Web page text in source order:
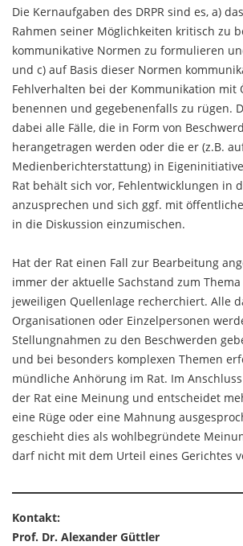
Die Kernaufgaben des DRPR sind es, a)
Rahmen seiner Möglichkeiten kritisch zu
kommunikative Normen zu formulieren
und c) auf Basis dieser Normen
Fehlverhalten bei der Kommunikation mit
benennen und gegebenenfalls zu rügen.
dabei alle Fälle, die in Form von
herangetragen werden oder die er (z.B.
Medienberichterstattung) in
Rat behält sich vor, Fehlentwicklungen in
anzusprechen und sich ggf. mit
in die Diskussion einzumischen.
Hat der Rat einen Fall zur Bearbeitung
immer der aktuelle Sachstand zum
jeweiligen Quellenlage recherchiert. Alle
Organisationen oder Einzelpersonen
Stellungnahmen zu den Beschwerden
und bei besonders komplexen Themen
mündliche Anhörung im Rat. Im
der Rat eine Meinung und entscheidet
eine Rüge oder eine Mahnung
geschieht dies als wohlbegründete
darf nicht mit dem Urteil eines Gerichtes
Kontakt:
Prof. Dr. Alexander Güttler